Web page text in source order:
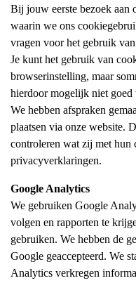
Bij jouw eerste bezoek aan
waarin we ons
vragen voor het gebruik
Je kunt het gebruik van
browserinstelling, maar
hierdoor mogelijk niet goed
We hebben afspraken
plaatsen via onze website.
controleren wat zij met hun
privacyverklaringen.
Google Analytics
We gebruiken Google
volgen en rapporten te
gebruiken. We hebben de
Google geaccepteerd. We
Analytics verkregen